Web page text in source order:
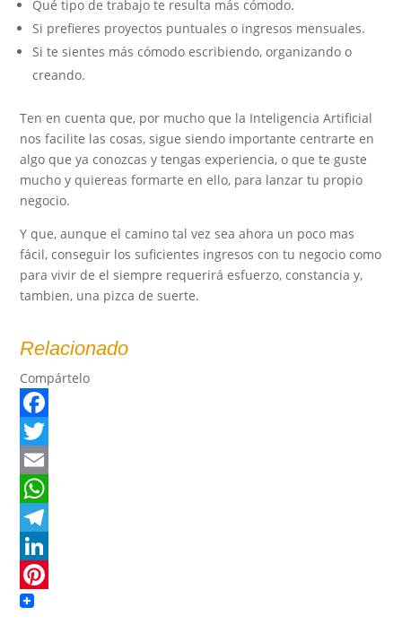
Qué tipo de trabajo te resulta más cómodo.
Si prefieres proyectos puntuales o ingresos mensuales.
Si te sientes más cómodo escribiendo, organizando o
creando.
Ten en cuenta que, por mucho que la Inteligencia Artificial
nos facilite las cosas, sigue siendo importante centrarte en
algo que ya conozcas y tengas experiencia, o que te guste
mucho y quiereas formarte en ello, para lanzar tu propio
negocio.
Y que, aunque el camino tal vez sea ahora un poco mas
fácil, conseguir los suficientes ingresos con tu negocio como
para vivir de el siempre requerirá esfuerzo, constancia y,
tambien, una pizca de suerte.
Relacionado
Compártelo
Facebook
Twitter
Email
WhatsApp
Telegram
LinkedIn
Pinterest